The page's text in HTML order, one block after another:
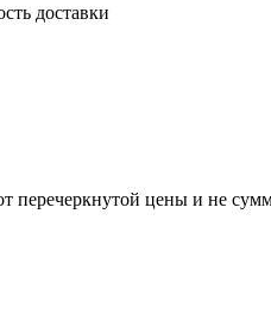
доставки
цены и не